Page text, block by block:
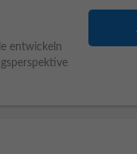
entwickeln